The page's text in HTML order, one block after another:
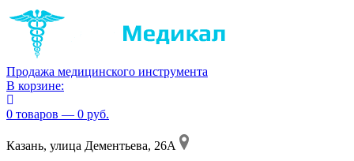
Продажа медицинского инструмента
В корзине:
0 товаров — 0 руб.
Казань, улица Дементьева, 26А